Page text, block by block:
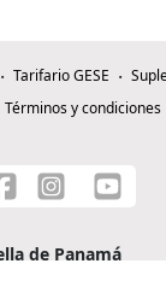
Tarifario GESE
Términos y condiciones
de Panamá